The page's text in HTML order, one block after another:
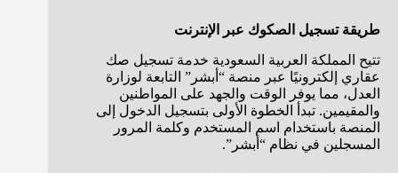
طريقة تسجيل الصكوك عبر الإنترنت
تتيح المملكة العربية السعودية خدمة تسجيل صك
عقاري إلكترونيًا عبر منصة “أبشر” التابعة لوزارة
العدل، مما يوفر الوقت والجهد على المواطنين
والمقيمين. تبدأ الخطوة الأولى بتسجيل الدخول إلى
المنصة باستخدام اسم المستخدم وكلمة المرور
المسجلين في نظام “أبشر”.